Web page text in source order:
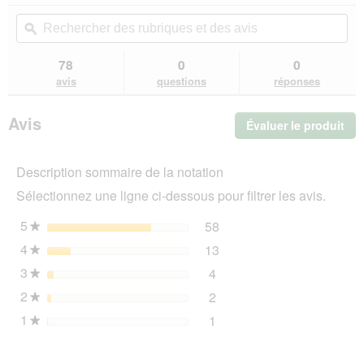
les
avis
MultiFit
Foin
vers
les
avis.
Rechercher
des
rubriques
ϙ
78
avis
0
questions
0
réponses
Avis Évaluer le produit
Description sommaire de la notation
Sélectionnez une ligne ci-dessous pour filtrer les avis.
5★ étoiles 58
4★ étoiles 13
3★ étoiles 4
2★ étoiles 2
1★ étoiles 1